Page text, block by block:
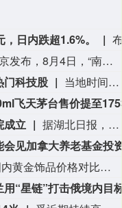
日内跌超1.6%。
据南京发布，8月4日，“南京聚信天晟股权投资合伙企业（有限合伙）”正式落地紫金山国际科创基金街区。基金规模10.01亿元，管理人为中信聚信（北京）资本管理有限公司，其向上穿透的实际控制人为中信集团，管理人整体管理规模超百亿元。该基金在2026紫金山创投大会上签约启动组建，将重点投向新一代信息技术、高端装备、新材料、新能源、生物医药及新消费等领域，为南京科创产业注入新的资本动能。
门科技股
当地时间8月7日，知名千亿级私募景林资产披露2026年二季度末最新美股持仓（13F）。二季度，景林资产清仓英伟达、META等热门科技股，大幅减持英特尔、网易、谷歌等标的；景林资产在二季度末的美股持仓市值从38.8亿美元大幅下降至21.9亿美元，降幅达43%。在大幅收缩多只原有持仓的同时，景林资产也对部分半导体产业链公司进行了布局，包括近期业绩超预期的美国光模块制造商AAOI（应用光电）。
成立
据湖北日报，8月7日，湖北省首家宇树科技产业学院在长江工程职业技术学院成立。据悉，“宇树科技产业学院”由宇树科技股份有限公司与长江工程职业技术学院共建，实行“企业专家任院长、校内教授任执行副院长”双院长制管理架构，聚焦机器人调试、运维、技术支持等市场紧缺岗位，精准培育紧缺人才。
国内黄金饰品价格对比显示，国内多家品牌足金饰品价格重返1300元，其中周生生足金饰品报1315元/克，周大福报价1308元/克，老庙黄金报价1310元/克。